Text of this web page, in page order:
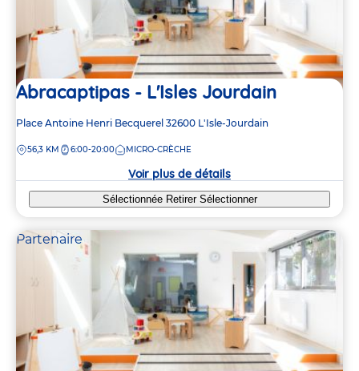
Abracaptipas - L'Isles Jourdain
Adresse
la
Place Antoine Henri Becquerel 32600 L'Isle-Jourdain
DISTANCE
56,3 KM 6:00-20:00 MICRO-CRÈCHE
Voir plus de détails
Sélectionnée Retirer Sélectionner
Partenaire